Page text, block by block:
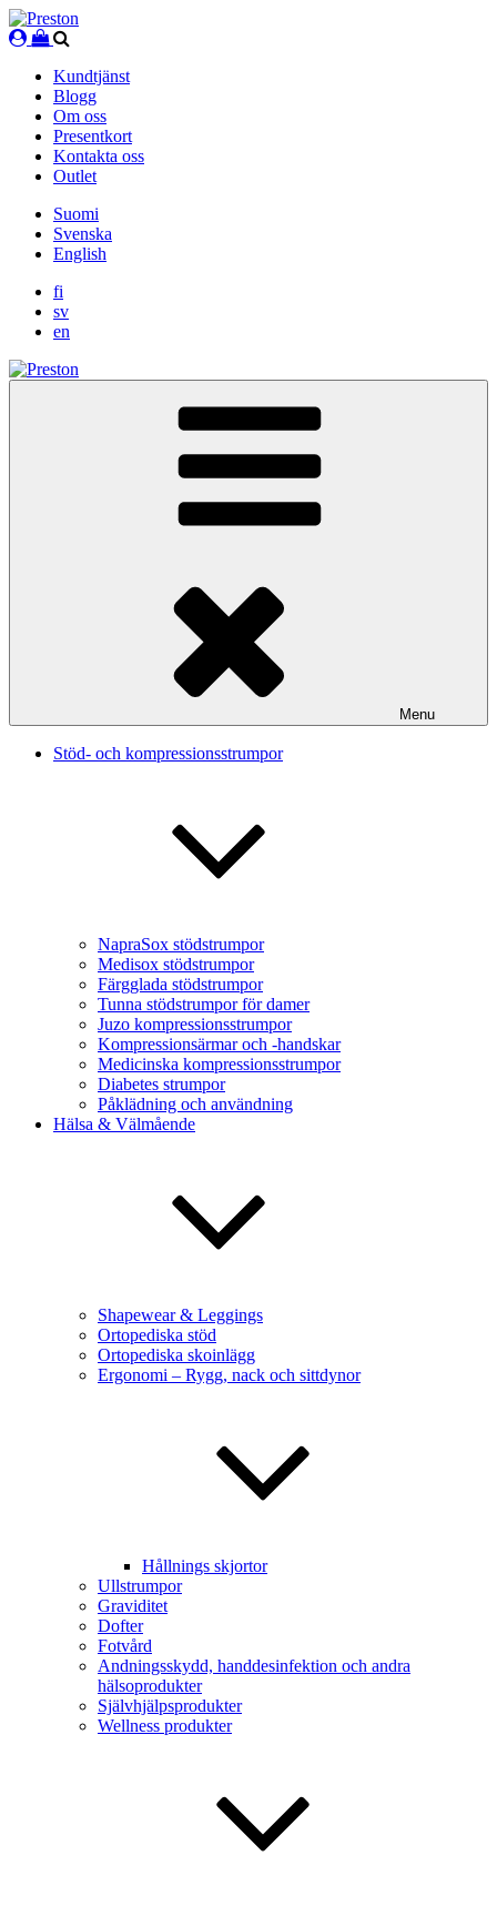
Skip
to
Kundtjänst
Blogg
Om oss
Presentkort
Kontakta oss
Outlet
Suomi
Svenska
English
fi
sv
en
Menu
Stöd- och kompressionsstrumpor
NapraSox stödstrumpor
Medisox stödstrumpor
Färgglada stödstrumpor
Tunna stödstrumpor för damer
Juzo kompressionsstrumpor
Kompressionsärmar och -handskar
Medicinska kompressionsstrumpor
Diabetes strumpor
Påklädning och användning
Hälsa & Välmående
Shapewear & Leggings
Ortopediska stöd
Ortopediska skoinlägg
Ergonomi – Rygg, nack och sittdynor
Hållnings skjortor
Ullstrumpor
Graviditet
Dofter
Fotvård
Andningsskydd, handdesinfektion och andra
hälsoprodukter
Självhjälpsprodukter
Wellness produkter